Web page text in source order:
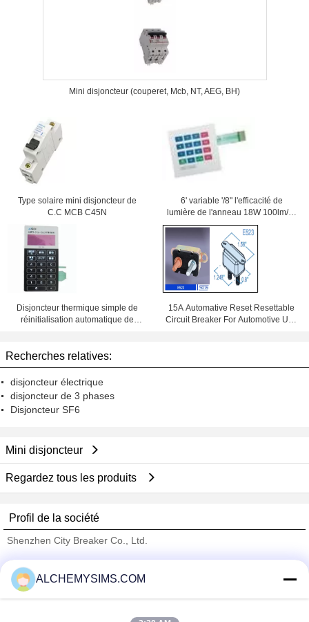
Mini disjoncteur (couperet, Mcb, NT, AEG, BH)
Type solaire mini disjoncteur de
C.C MCB C45N
6' variable '/8" l'efficacité de
lumière de l'anneau 18W 100lm/W
LED Downlight avec Samsung
ébrèche 84Ra
Disjoncteur thermique simple de
réinitialisation automatique de
15A Automative Reset Resettable
Circuit Breaker For Automotive Use
Recherches relatives:
disjoncteur électrique
disjoncteur de 3 phases
Disjoncteur SF6
Mini disjoncteur
Regardez tous les produits
Profil de la société
Shenzhen City Breaker Co., Ltd.
Trust Seal
Verified Suplier
ALCHEMYSIMS.COM